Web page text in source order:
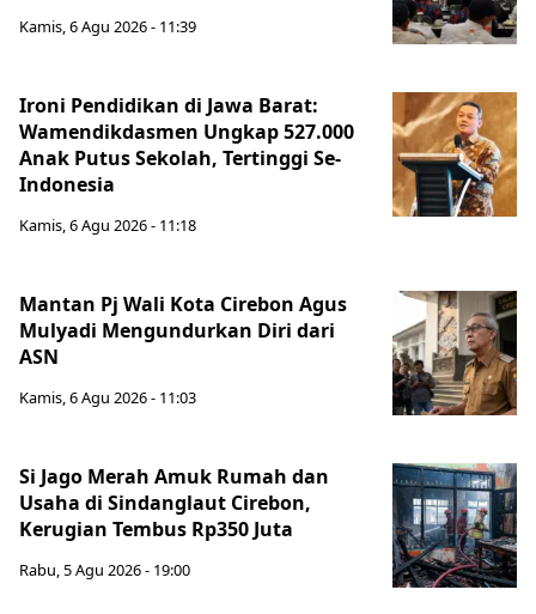
Kamis, 6 Agu 2026 - 11:39
Ironi Pendidikan di Jawa Barat:
Wamendikdasmen Ungkap 527.000
Anak Putus Sekolah, Tertinggi Se-
Indonesia
Kamis, 6 Agu 2026 - 11:18
Mantan Pj Wali Kota Cirebon Agus
Mulyadi Mengundurkan Diri dari
ASN
Kamis, 6 Agu 2026 - 11:03
Si Jago Merah Amuk Rumah dan
Usaha di Sindanglaut Cirebon,
Kerugian Tembus Rp350 Juta
Rabu, 5 Agu 2026 - 19:00